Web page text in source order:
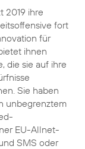
2019 ihre
fort
für
ihnen
die sie auf ihre
Sie haben
unbegrenztem
EU-Allnet-
SMS oder